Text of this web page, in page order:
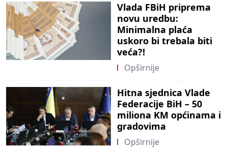
Vlada FBiH priprema
novu uredbu:
Minimalna plaća
uskoro bi trebala biti
veća?!
Opširnije
Hitna sjednica Vlade
Federacije BiH – 50
miliona KM općinama i
gradovima
Opširnije